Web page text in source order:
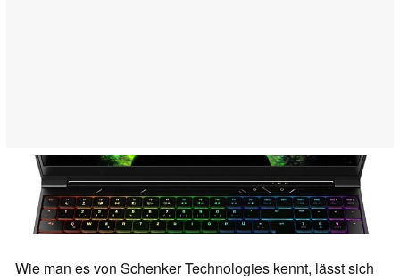
Wie man es von Schenker Technologies kennt, lässt sich